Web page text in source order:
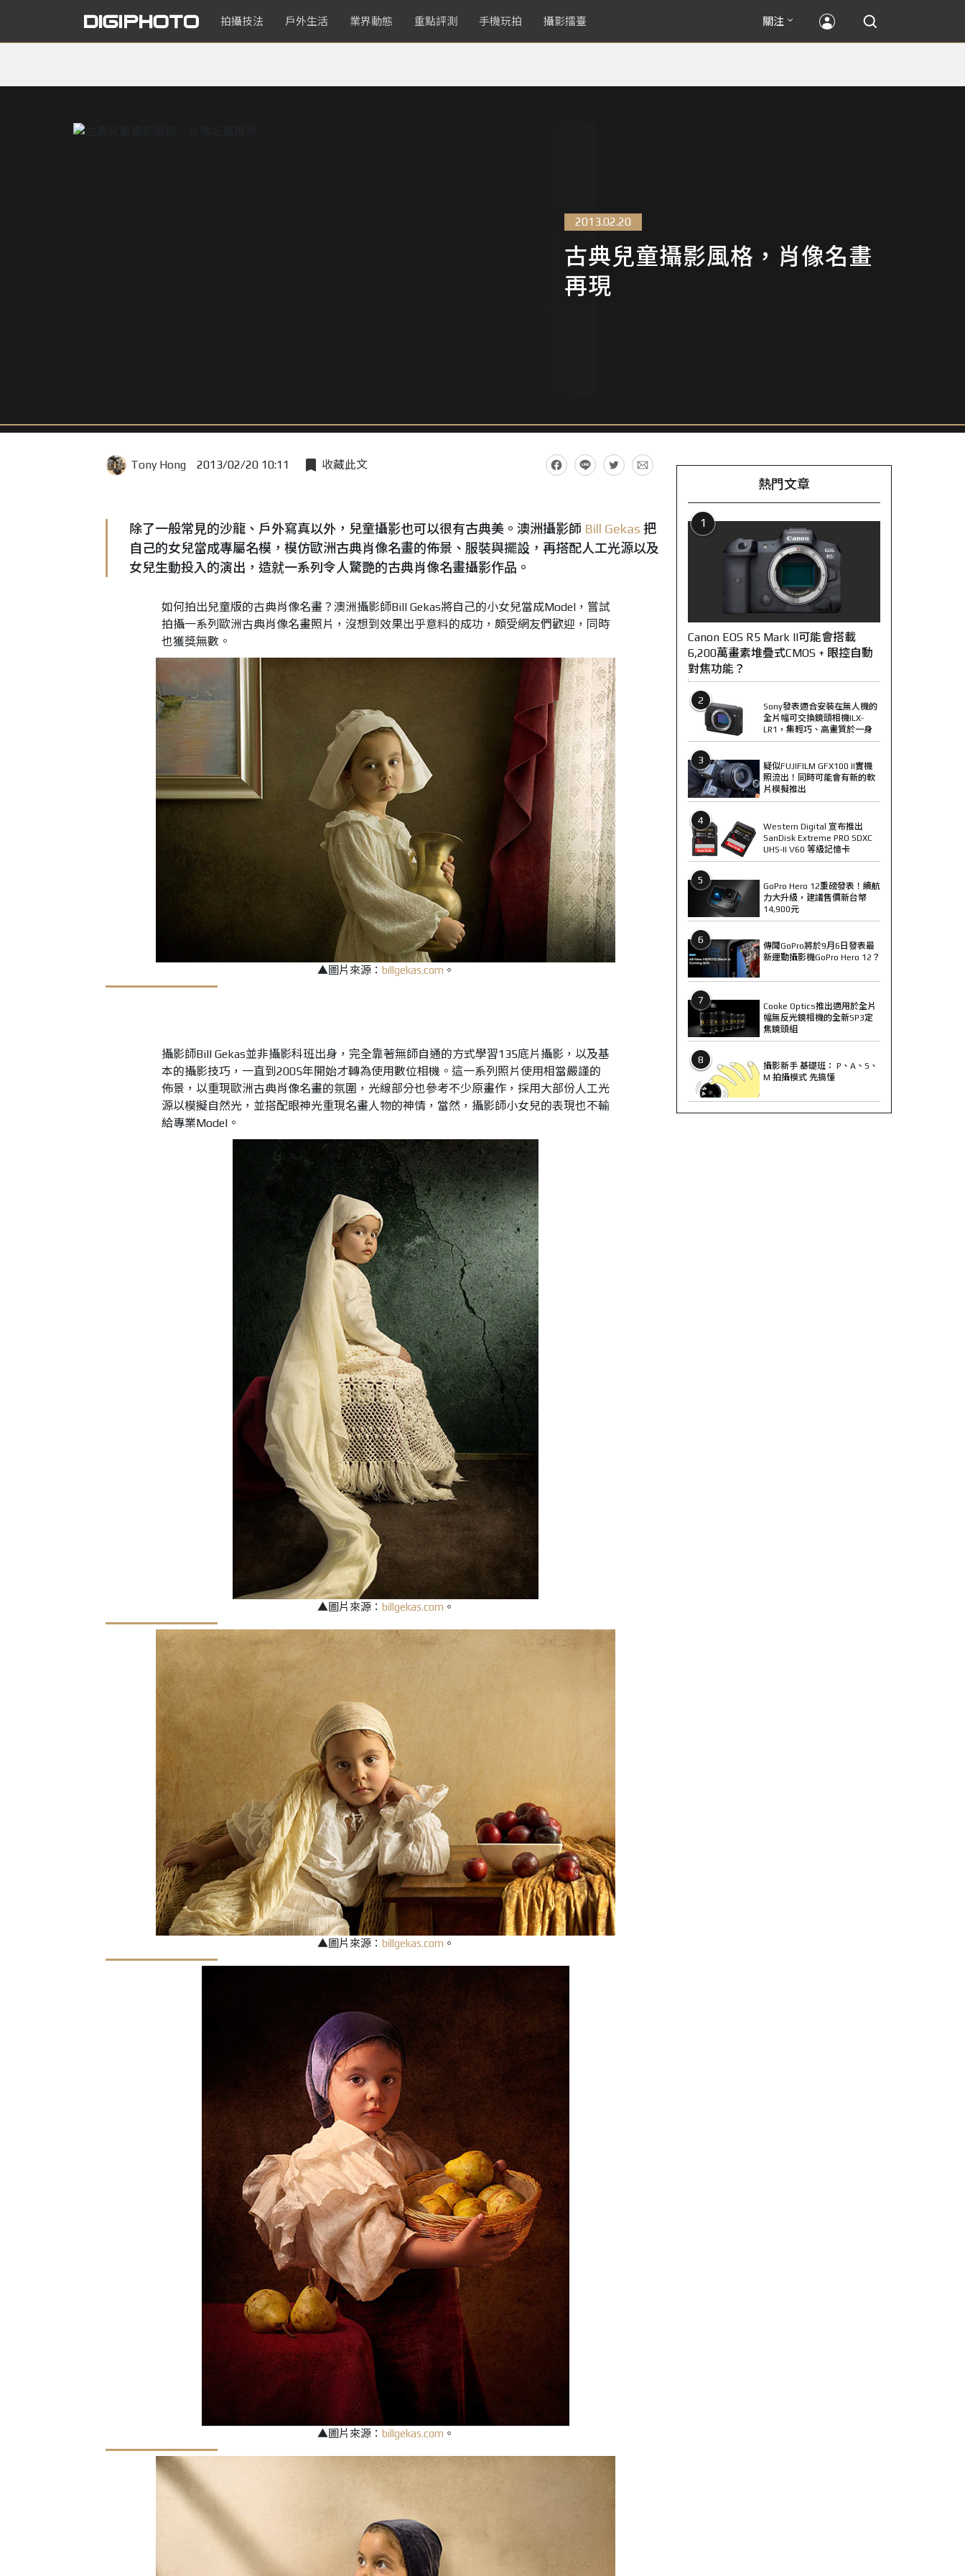
拍攝技法 戶外生活 業界動態 重點評測 手機玩拍 攝影擂臺 關注
2013.02.20
古典兒童攝影風格，肖像名畫
再現
Tony Hong 2013/02/20 10:11 收藏此文
除了一般常見的沙龍、戶外寫真以外，兒童攝影也可以很有古典美。澳洲攝影師 Bill Gekas 把
自己的女兒當成專屬名模，模仿歐洲古典肖像名畫的佈景、服裝與擺設，再搭配人工光源以及
女兒生動投入的演出，造就一系列令人驚艷的古典肖像名畫攝影作品。
如何拍出兒童版的古典肖像名畫？澳洲攝影師Bill Gekas將自己的小女兒當成Model，嘗試
拍攝一系列歐洲古典肖像名畫照片，沒想到效果出乎意料的成功，頗受網友們歡迎，同時
也獲獎無數。
▲圖片來源： billgekas.com 。
攝影師Bill Gekas並非攝影科班出身，完全靠著無師自通的方式學習135底片攝影，以及基
本的攝影技巧，一直到2005年開始才轉為使用數位相機。這一系列照片使用相當嚴謹的
佈景，以重現歐洲古典肖像名畫的氛圍，光線部分也參考不少原畫作，採用大部份人工光
源以模擬自然光，並搭配眼神光重現名畫人物的神情，當然，攝影師小女兒的表現也不輸
給專業Model。
▲圖片來源： billgekas.com 。
▲圖片來源： billgekas.com 。
▲圖片來源： billgekas.com 。
熱門文章
1
Canon EOS R5 Mark II可能會搭載
6,200萬畫素堆疊式CMOS + 眼控自動
對焦功能？
2
Sony發表適合安裝在無人機的
全片幅可交換鏡頭相機ILX-
LR1，集輕巧、高畫質於一身
3
疑似FUJIFILM GFX100 II實機
照流出！同時可能會有新的軟
片模擬推出
4
Western Digital 宣布推出
SanDisk Extreme PRO SDXC
UHS-II V60 等級記憶卡
5
GoPro Hero 12重磅發表！續航
力大升級，建議售價新台幣
14,900元
6
傳聞GoPro將於9月6日發表最
新運動攝影機GoPro Hero 12？
7
Cooke Optics推出適用於全片
幅無反光鏡相機的全新SP3定
焦鏡頭組
8
攝影新手 基礎班： P、A、S、
M 拍攝模式 先搞懂